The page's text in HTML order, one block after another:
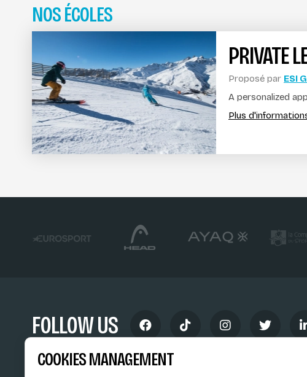
NOS ÉCOLES
PRIVATE
Proposé par ESI
A personalized
Plus
FOLLOW US
COOKIES MANAGEMENT